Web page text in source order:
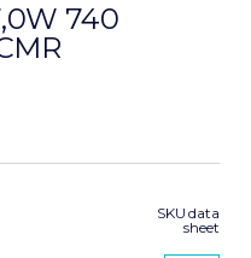
740
SKU data
sheet